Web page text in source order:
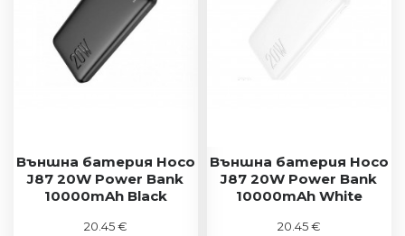
Външна батерия Hoco
J87 20W Power Bank
10000mAh Black
20.45 €
Външна батерия Hoco
J87 20W Power Bank
10000mAh White
20.45 €